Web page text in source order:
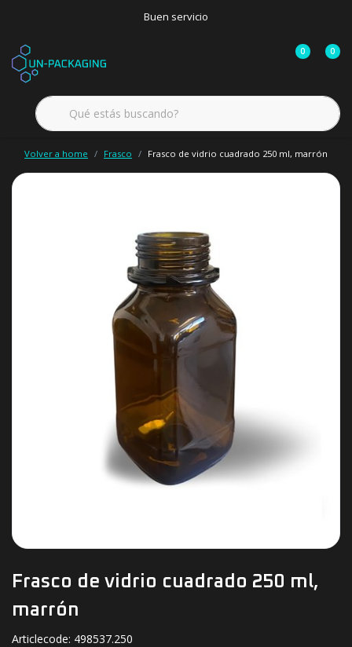
Buen servicio
0 0
Volver a home Frasco Frasco de vidrio cuadrado 250 ml, marrón
Frasco de vidrio cuadrado 250 ml,
marrón
Articlecode: 498537.250